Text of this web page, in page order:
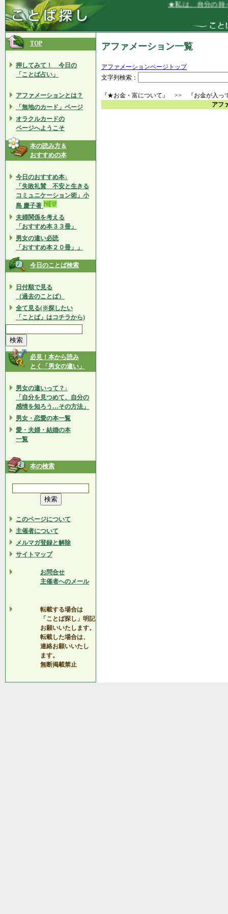
★私は、自分の持っ
TOP
押してみて！ 今日の
「ことば占い」
アファメーションとは？
「無地のカード」ページ
オラクルカードの
ページへようこそ
本の読み方＆
おすすめの本
今日のおすすめ本↓
「失敗礼賛 不安と生きる
コミュニケーション術」小
島 慶子著
夫婦関係を考える
「おすすめ本３３冊」
男女の違い必読
「おすすめ本２０冊」」
今日のことば検索
日付順で見る
（過去のことば）
全て見る(※探したい
「ことば」はコチラから)
必見！本から読み
とく「男女の違い」
男女の違いって？↓
「自分を見つめて、自分の
感情を知ろう…その方法」
男女・恋愛の本一覧
愛・夫婦・結婚の本
一覧
本の検索
このページについて
主催者について
メルマガ登録と解除
サイトマップ
お問合せ
主催者へのメール
転載する場合は
「ことば探し」明記
お願いいたします。
転載した場合は、
連絡お願いいたし
ます。
無断掲載禁止
アファメーション一覧
アファメーションページトップ
文字列検索：
『★お金・富について』 >> 『お金が入っ
アフ